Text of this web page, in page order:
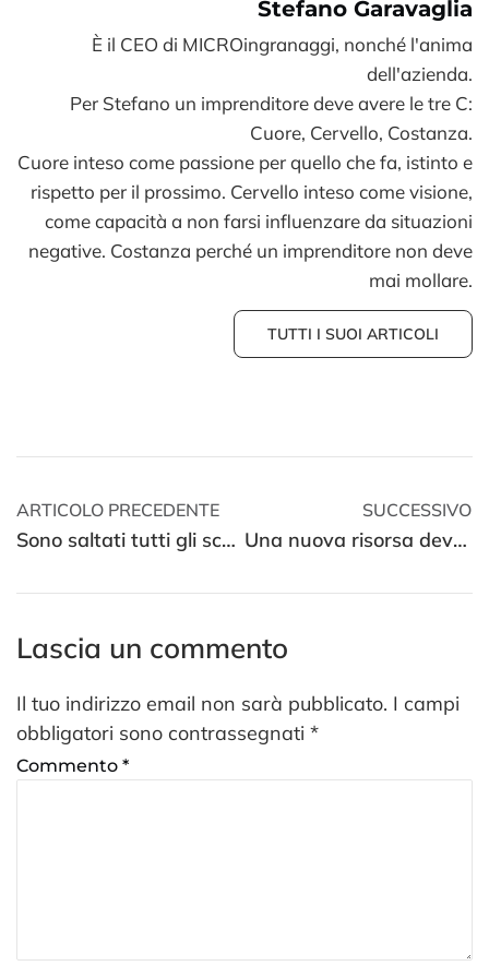
Stefano Garavaglia
È il CEO di MICROingranaggi, nonché l'anima
dell'azienda.
Per Stefano un imprenditore deve avere le tre C:
Cuore, Cervello, Costanza.
Cuore inteso come passione per quello che fa, istinto e
rispetto per il prossimo. Cervello inteso come visione,
come capacità a non farsi influenzare da situazioni
negative. Costanza perché un imprenditore non deve
mai mollare.
TUTTI I SUOI ARTICOLI
ARTICOLO PRECEDENTE
Sono saltati tutti gli schemi
SUCCESSIVO
Una nuova risorsa deve essere messa nella condizione di diventare autonoma e intraprendente
Lascia un commento
Il tuo indirizzo email non sarà pubblicato. I campi
obbligatori sono contrassegnati *
Commento *